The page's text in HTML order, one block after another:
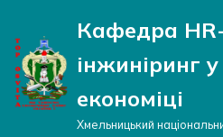
Перейти
до
вмісту
Кафедра
інжиніринг у
економіці
Хмельницький